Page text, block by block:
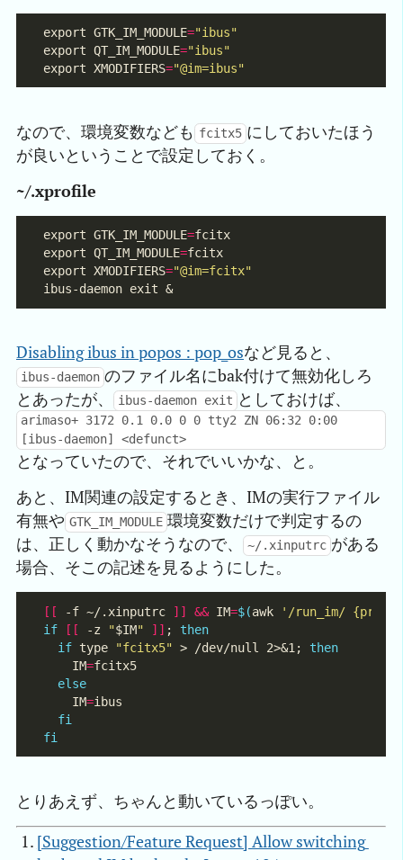
export GTK_IM_MODULE="ibus"
export QT_IM_MODULE="ibus"
export XMODIFIERS="@im=ibus"
なので、環境変数なども fcitx5 にしておいたほう
が良いということで設定しておく。
~/.xprofile
export GTK_IM_MODULE=
export QT_IM_MODULE=
export XMODIFIERS="@im=fcitx"
ibus-daemon exit &
Disabling ibus in popos : pop_osなど見ると、
ibus-daemon のファイル名にbak付けて無効化しろ
とあったが、
ibus-daemon exit としておけば、
arimaso+ 3172 0.1 0.0 0 0 tty2 ZN 06:32 0:00
[ibus-daemon] <defunct>
となっていたので、それでいいかな、と。
あと、IM関連の設定するとき、IMの実行ファイル
有無や GTK_IM_MODULE 環境変数だけで判定するの
は、正しく動かなそうなので、
~/.xinputrc がある
場合、そこの記述を見るようにした。
[[ -f ~/.xinputrc ]] && IM=$(awk
'/run_im/ {print
if
[[ -z "$IM" ]] ; then
if type "fcitx5" > /dev/null 2>&1; then
    IM
=
else
    IM
=
fi
fi
とりあえず、ちゃんと動いているっぽい。
[Suggestion/Feature Request] Allow switching